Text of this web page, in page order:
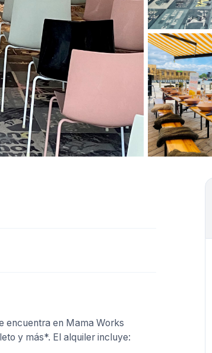
encuentra en Mama Works
y más*. El alquiler incluye: